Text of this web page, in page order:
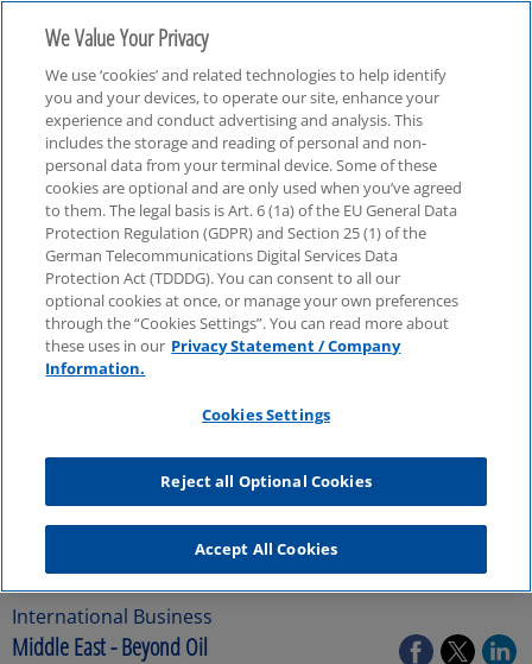
International Business
International Business
Middle East - Beyond Oil
We Value Your Privacy
We use ‘cookies’ and related technologies to help identify
you and your devices, to operate our site, enhance your
experience and conduct advertising and analysis. This
includes the storage and reading of personal and non-
personal data from your terminal device. Some of these
cookies are optional and are only used when you’ve agreed
to them. The legal basis is Art. 6 (1a) of the EU General Data
Protection Regulation (GDPR) and Section 25 (1) of the
German Telecommunications Digital Services Data
Protection Act (TDDDG). You can consent to all our
optional cookies at once, or manage your own preferences
through the “Cookies Settings”. You can read more about
these uses in our Privacy Statement / Company
Information.
Cookies Settings
Reject all Optional Cookies
Accept All Cookies